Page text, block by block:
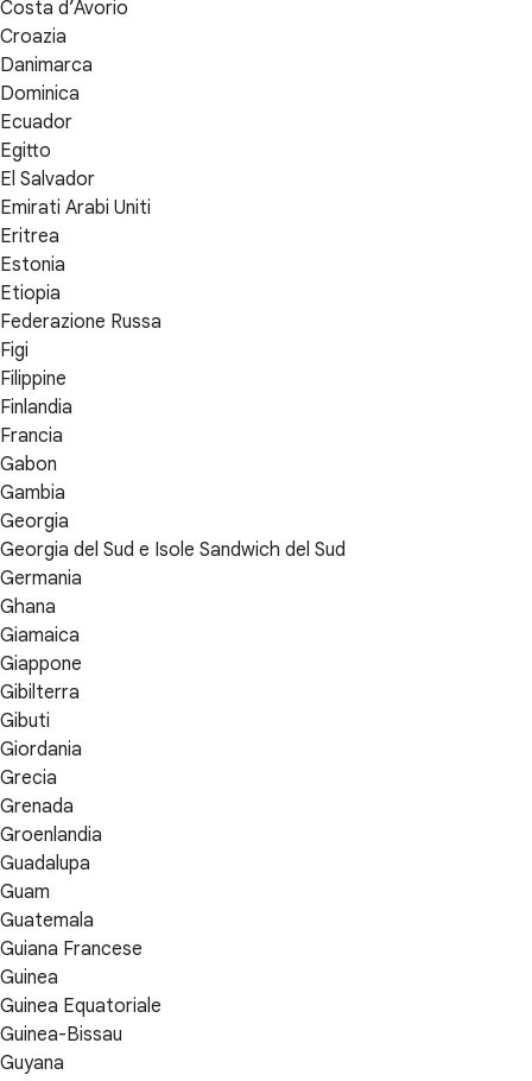
Costa d’Avorio
Croazia
Danimarca
Dominica
Ecuador
Egitto
El Salvador
Emirati Arabi Uniti
Eritrea
Estonia
Etiopia
Federazione Russa
Figi
Filippine
Finlandia
Francia
Gabon
Gambia
Georgia
Georgia del Sud e Isole Sandwich del Sud
Germania
Ghana
Giamaica
Giappone
Gibilterra
Gibuti
Giordania
Grecia
Grenada
Groenlandia
Guadalupa
Guam
Guatemala
Guiana Francese
Guinea
Guinea Equatoriale
Guinea-Bissau
Guyana